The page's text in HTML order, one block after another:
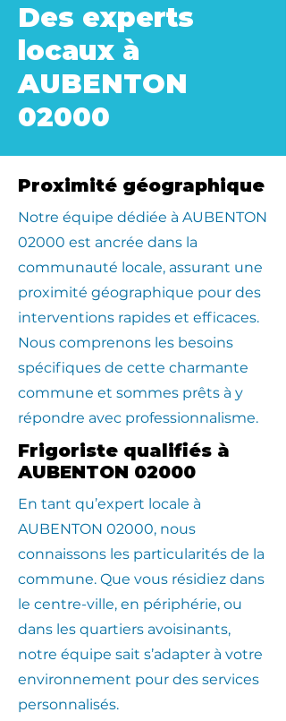
Des experts
locaux à
AUBENTON
02000
Proximité géographique
​Notre équipe dédiée à AUBENTON
02000 est ancrée dans la
communauté locale, assurant une
proximité géographique pour des
interventions rapides et efficaces.
Nous comprenons les besoins
spécifiques de cette charmante
commune et sommes prêts à y
répondre avec professionnalisme.
Frigoriste qualifiés à
AUBENTON 02000
En tant qu’expert locale à
AUBENTON 02000, nous
connaissons les particularités de la
commune. Que vous résidiez dans
le centre-ville, en périphérie, ou
dans les quartiers avoisinants,
notre équipe sait s’adapter à votre
environnement pour des services
personnalisés.